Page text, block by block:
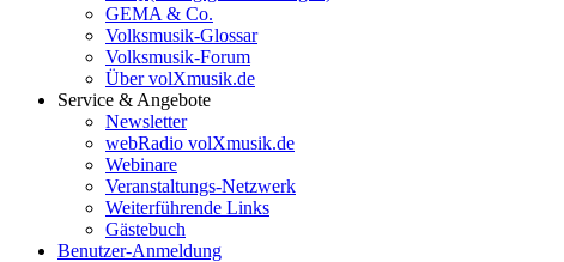
GEMA & Co.
Volksmusik-Glossar
Volksmusik-Forum
Über volXmusik.de
Service & Angebote
Newsletter
webRadio volXmusik.de
Webinare
Veranstaltungs-Netzwerk
Weiterführende Links
Gästebuch
Benutzer-Anmeldung